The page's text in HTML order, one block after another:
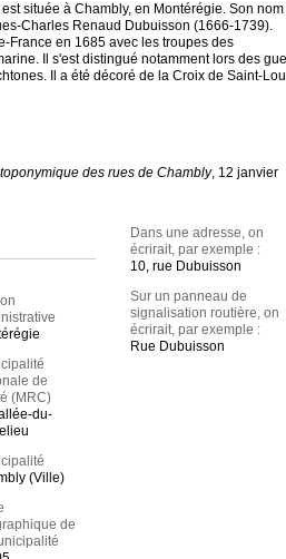
située à Chambly, en Montérégie. Son nom
Charles Renaud Dubuisson (1666-1739).
France en 1685 avec les troupes des
Il s'est distingué notamment lors des
Il a été décoré de la Croix de Saint-
des rues de Chambly, 12 janvier
de
(MRC)
du-
(Ville)
de
Dans une adresse, on
écrirait, par exemple :
10, rue Dubuisson
Sur un panneau de
signalisation routière, on
écrirait, par exemple :
Rue Dubuisson